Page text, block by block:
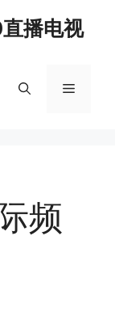
播电视
Menu
频